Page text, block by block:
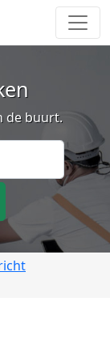
de buurt.